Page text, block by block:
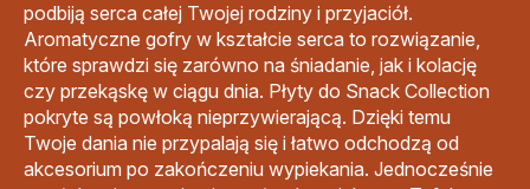
podbiją serca całej Twojej rodziny i przyjaciół.
Aromatyczne gofry w kształcie serca to rozwiązanie,
które sprawdzi się zarówno na śniadanie, jak i kolację
czy przekąskę w ciągu dnia. Płyty do Snack Collection
pokryte są powłoką nieprzywierającą. Dzięki temu
Twoje dania nie przypalają się i łatwo odchodzą od
akcesorium po zakończeniu wypiekania. Jednocześnie